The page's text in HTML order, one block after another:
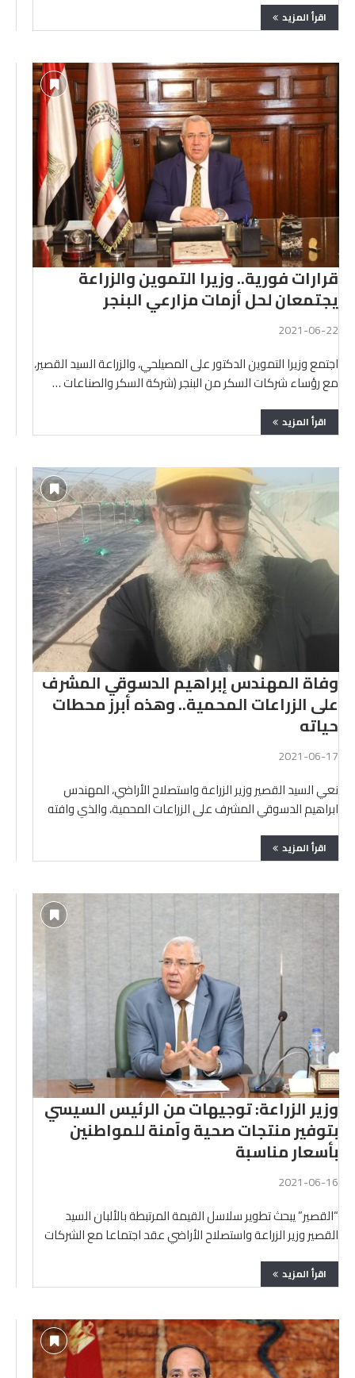
اقرأ المزيد
قرارات فورية.. وزيرا التموين والزراعة
يجتمعان لحل أزمات مزارعي البنجر
2021-06-22
اجتمع وزيرا التموين الدكتور على المصيلحي، والزراعة السيد القصير،
مع رؤساء شركات السكر من البنجر (شركة السكر والصناعات …
اقرأ المزيد
وفاة المهندس إبراهيم الدسوقي المشرف
على الزراعات المحمية.. وهذه أبرز محطات
حياته
2021-06-17
نعي السيد القصير وزير الزراعة واستصلاح الأراضي، المهندس
ابراهيم الدسوقي المشرف على الزراعات المحمية، والذي وافته
اقرأ المزيد
وزير الزراعة: توجيهات من الرئيس السيسي
بتوفير منتجات صحية وآمنة للمواطنين
بأسعار مناسبة
2021-06-16
“القصير” يبحث تطوير سلاسل القيمة المرتبطة بالألبان السيد
القصير وزير الزراعة واستصلاح الأراضي عقد اجتماعا مع الشركات
اقرأ المزيد